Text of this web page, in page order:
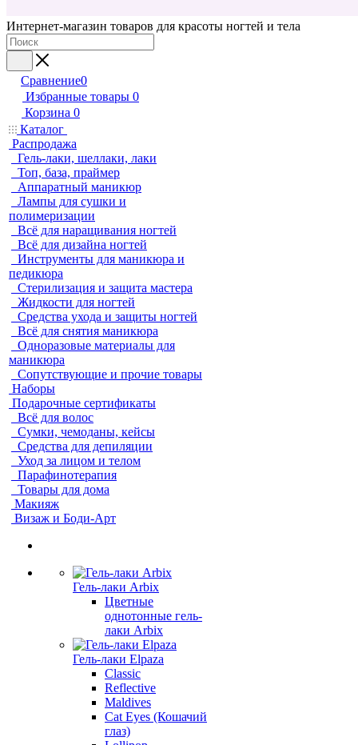
Интернет-магазин товаров для красоты ногтей и тела
Сравнение0
Избранные товары 0
Корзина 0
Каталог
Распродажа
Гель-лаки, шеллаки, лаки
Топ, база, праймер
Аппаратный маникюр
Лампы для сушки и
полимеризации
Всё для наращивания ногтей
Всё для дизайна ногтей
Инструменты для маникюра и
педикюра
Стерилизация и защита мастера
Жидкости для ногтей
Средства ухода и защиты ногтей
Всё для снятия маникюра
Одноразовые материалы для
маникюра
Сопутствующие и прочие товары
Наборы
Подарочные сертификаты
Всё для волос
Сумки, чемоданы, кейсы
Средства для депиляции
Уход за лицом и телом
Парафинотерапия
Товары для дома
Макияж
Визаж и Боди-Арт
Гель-лаки Arbix
Цветные
однотонные гель-
лаки Arbix
Гель-лаки Elpaza
Classic
Reflective
Maldives
Cat Eyes (Кошачий
глаз)